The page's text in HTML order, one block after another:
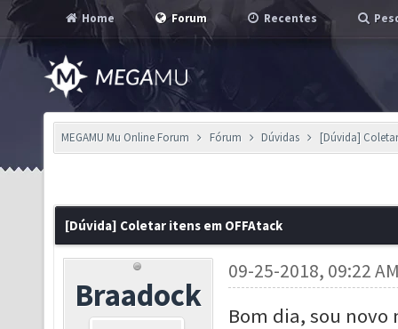
Home Forum Recentes
MEGAMU Mu Online Forum Fórum Dúvidas [Dúvida]
[Dúvida] Coletar itens em OFFAtack
Braadock
09-25-2018, 09:22
Bom dia, sou